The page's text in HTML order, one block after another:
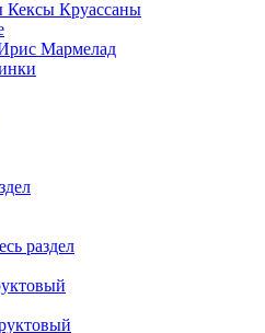
Кексы Круассаны
Мармелад
раздел